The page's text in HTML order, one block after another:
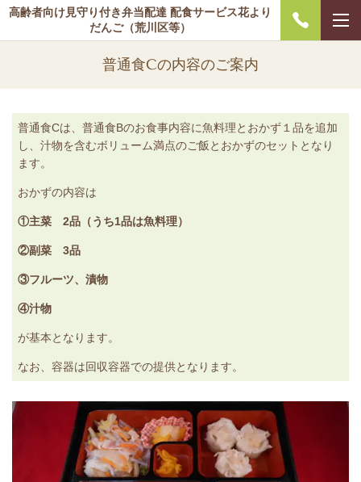
高齢者向け見守り付き弁当配達 配食サービス花より
だんご（荒川区等）
普通食Cの内容のご案内
普通食Cは、普通食Bのお食事内容に魚料理とおかず１品を追加
し、汁物を含むボリューム満点のご飯とおかずのセットとなり
ます。
おかずの内容は
①主菜 2品（うち1品は魚料理）
②副菜 3品
③フルーツ、漬物
④汁物
が基本となります。
なお、容器は回収容器での提供となります。